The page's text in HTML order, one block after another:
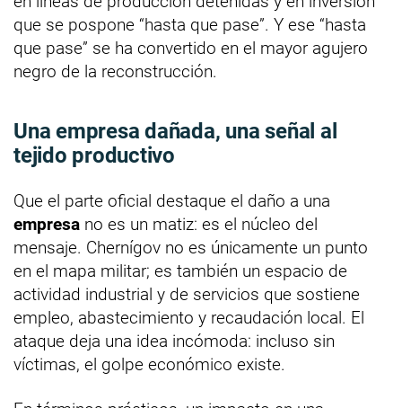
que se pospone “hasta que pase”. Y ese “hasta
que pase” se ha convertido en el mayor agujero
negro de la reconstrucción.
Una empresa dañada, una señal al
tejido productivo
Que el parte oficial destaque el daño a una
empresa no es un matiz: es el núcleo del
mensaje. Chernígov no es únicamente un punto
en el mapa militar; es también un espacio de
actividad industrial y de servicios que sostiene
empleo, abastecimiento y recaudación local. El
ataque deja una idea incómoda: incluso sin
víctimas, el golpe económico existe.